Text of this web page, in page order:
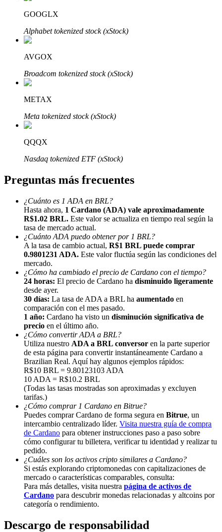
Bitrue Partners
Afiliados de Bitrue
¡Hasta un 65% de comisiones!
Referencia
Invita a un amigo para recibir recompensas en efectivo
BTC Welcome Rewards
BTC Welcome Rewards
Deposit & Trade BTC to Share 25000 USDT prize pool!
Deposit CASHCAT & Win
Share 500000 CASHCAT prize pool
Exclusive for BitMart Users
GOOGLX
Alphabet tokenized stock (xStock)
AVGOX
Broadcom tokenized stock (xStock)
METAX
Meta tokenized stock (xStock)
QQQX
Nasdaq tokenized ETF (xStock)
Preguntas más frecuentes
¿Cuánto es 1 ADA en BRL?
Hasta ahora, 1 Cardano (ADA) vale aproximadamente
R$1.02 BRL. Este valor se actualiza en tiempo real según la
tasa de mercado actual.
¿Cuánto ADA puedo obtener por 1 BRL?
A la tasa de cambio actual, R$1 BRL puede comprar
0.9801231 ADA. Este valor fluctúa según las condiciones del
mercado.
¿Cómo ha cambiado el precio de Cardano con el tiempo?
24 horas: El precio de Cardano ha disminuido ligeramente
desde ayer.
30 días: La tasa de ADA a BRL ha aumentado en
comparación con el mes pasado.
1 año: Cardano ha visto un disminución significativa de
precio en el último año.
¿Cómo convertir ADA a BRL?
Utiliza nuestro ADA a BRL conversor en la parte superior
de esta página para convertir instantáneamente Cardano a
Brazilian Real. Aquí hay algunos ejemplos rápidos:
R$10 BRL = 9.80123103 ADA
10 ADA = R$10.2 BRL
(Todas las tasas mostradas son aproximadas y excluyen
tarifas.)
¿Cómo comprar 1 Cardano en Bitrue?
Puedes comprar Cardano de forma segura en Bitrue, un
intercambio centralizado líder. Visita nuestra guía de compra
de Cardano para obtener instrucciones paso a paso sobre
cómo configurar tu billetera, verificar tu identidad y realizar tu
pedido.
¿Cuáles son los activos cripto similares a Cardano?
Si estás explorando criptomonedas con capitalizaciones de
mercado o características comparables, consulta:
Para más detalles, visita nuestra página de activos de
Cardano para descubrir monedas relacionadas y altcoins por
categoría o rendimiento.
Descargo de responsabilidad